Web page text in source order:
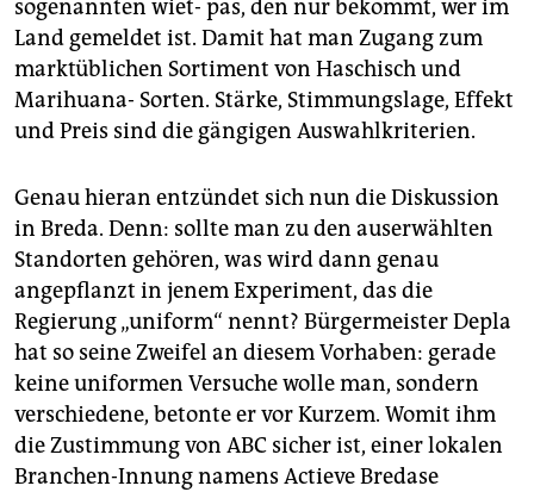
sogenannten wiet- pas, den nur bekommt, wer im
Land gemeldet ist. Damit hat man Zugang zum
marktüblichen Sortiment von Haschisch und
Marihuana- Sorten. Stärke, Stimmungslage, Effekt
und Preis sind die gängigen Auswahlkriterien.
Genau hieran entzündet sich nun die Diskussion
in Breda. Denn: sollte man zu den auserwählten
Standorten gehören, was wird dann genau
angepflanzt in jenem Experiment, das die
Regierung „uniform“ nennt? Bürgermeister Depla
hat so seine Zweifel an diesem Vorhaben: gerade
keine uniformen Versuche wolle man, sondern
verschiedene, betonte er vor Kurzem. Womit ihm
die Zustimmung von ABC sicher ist, einer lokalen
Branchen-Innung namens Actieve Bredase